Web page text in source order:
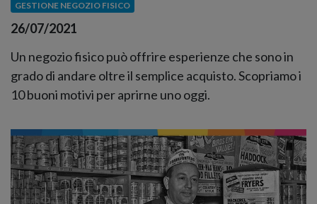
GESTIONE NEGOZIO FISICO
26/07/2021
Un negozio fisico può offrire esperienze che sono in
grado di andare oltre il semplice acquisto. Scopriamo i
10 buoni motivi per aprirne uno oggi.